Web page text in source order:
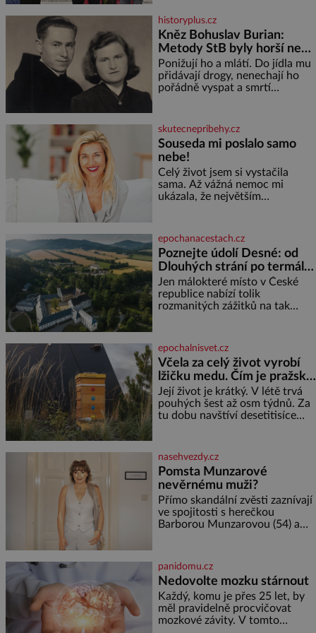
historyplus.cz
Kněz Bohuslav Burian:
Metody StB byly horší než
gestapácké trýznění
Ponižují ho a mlátí. Do jídla mu
přidávají drogy, nenechají ho
pořádně vyspat a smrtí
estébákům podepíše všechno,
co po něm chtějí. Svým
podpisem jim potvrdí také to, že
na něj během výslechů nikdo
nevyvíjel fyzický ani psychický
nátlak. Syn brněnského řezníka
chce být knězem a
skutecnepribehy.cz
Souseda mi poslalo samo
nebe!
Celý život jsem si vystačila
sama. Až vážná nemoc mi
ukázala, že největším
ochotný podat pomocnou ruku.
Vždycky jsem byla spíš
samotářka. Nepotřebovala jsem
kolem sebe partu kamarádek
ani partnera. Stačily mi knihy,
práce a hlavně klid. Hned po
studiích jsem odešla z rodného
epochanacestach.cz
Poznejte údolí Desné: od
Dlouhých strání po termální
prameny
Jen málokteré místo v České
republice nabízí tolik
rozmanitých zážitků na tak
jediného dne můžete
nahlédnout do útrob jedné z
nejvýznamnějších vodních
elektráren v Evropě, vydat se na
horské hřebeny, projet se na
koloběžce a den zakončit
poznáváním památek ve
epochalnisvet.cz
Včela za celý život vyrobí
lžičku medu. Čím je pražský
med ze střech tak ceněný?
Její život je krátký. V létě trvá
pouhých šest až osm týdnů. Za
tu dobu navštíví desetitisíce
medu – zhruba jednu čajovou
lžičku. Sama o sobě se může
zdát bezvýznamná. Teprve když
se spojí s dalšími desítkami tisíc
příslušnic svého včelstva,
vznikne jeden z
nejdokonalejších organismů
nasehvezdy.cz
Pomsta Munzarové
nevěrnému muži?
Přímo skandální zvěsti zaznívají
ve spojitosti s herečkou
Barborou Munzarovou (54) a
viděna s jakýmsi sympaťákem, s
nímž se velmi družně, až d
panidomu.cz
Nedovolte mozku stárnout
Každý, komu je přes 25 let, by
měl pravidelně procvičovat
mozkové závity. V tomto